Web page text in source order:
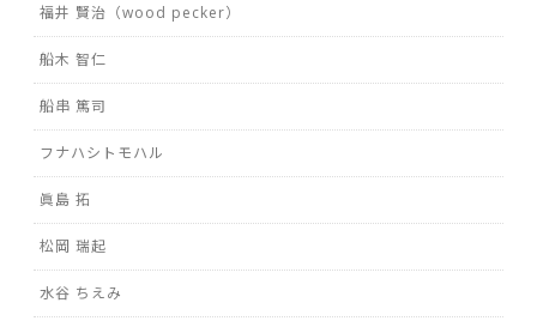
福井 賢治（wood pecker）
船木 智仁
船串 篤司
フナハシトモハル
眞島 拓
松岡 瑞起
水谷 ちえみ